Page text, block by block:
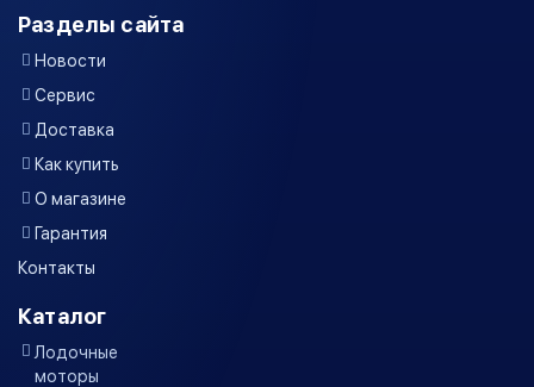
Разделы сайта
Новости
Сервис
Доставка
Как купить
О магазине
Гарантия
Контакты
Каталог
Лодочные
моторы